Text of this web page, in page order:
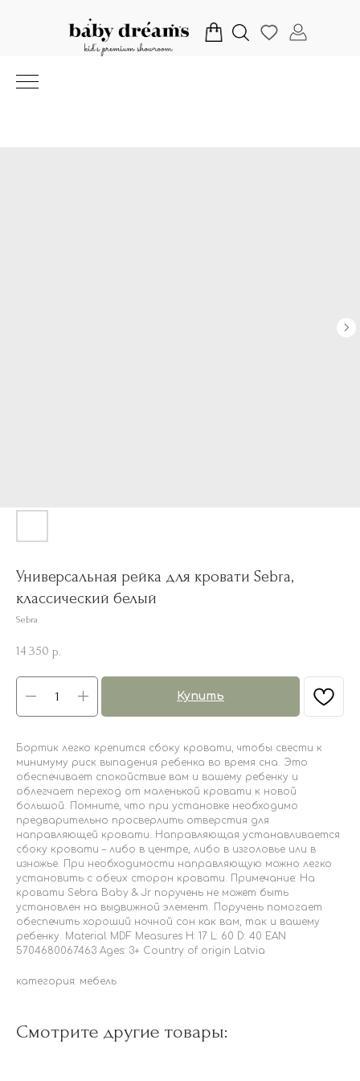
Универсальная рейка для кровати Sebra,
классический белый
Sebra
14 350 р.
Купить
Бортик легко крепится сбоку кровати, чтобы свести к
минимуму риск выпадения ребенка во время сна. Это
обеспечивает спокойствие вам и вашему ребенку и
облегчает переход от маленькой кровати к новой
большой. Помните, что при установке необходимо
предварительно просверлить отверстия для
направляющей кровати. Направляющая устанавливается
сбоку кровати – либо в центре, либо в изголовье или в
изножье. При необходимости направляющую можно легко
установить с обеих сторон кровати. Примечание: На
кровати Sebra Baby & Jr поручень не может быть
установлен на выдвижной элемент. Поручень помогает
обеспечить хороший ночной сон как вам, так и вашему
ребенку. Material MDF Measures H: 17 L: 60 D: 40 EAN
5704680067463 Ages: 3+ Country of origin Latvia
категория: мебель
Смотрите другие товары: